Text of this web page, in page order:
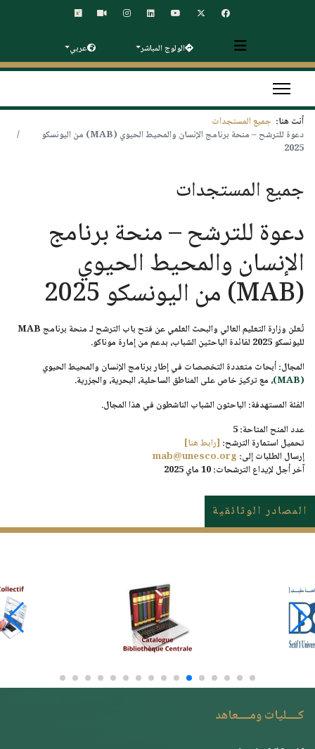
الولوج المباشر عربي
أنت هنا: جميع المستجدات
دعوة للترشح – منحة برنامج الإنسان والمحيط الحيوي (MAB) من اليونسكو
2025
جميع المستجدات
دعوة للترشح – منحة برنامج
الإنسان والمحيط الحيوي
(MAB) من اليونسكو 2025
تُعلن وزارة التعليم العالي والبحث العلميعن فتح باب الترشح لـ
منحة برنامج MAB
لليونسكو 2025
لفائدةالباحثين الشباب، بدعم منإمارة موناكو.
المجال:أبحاث متعددة التخصصات في إطار برنامجالإنسان والمحيط الحيوي
(MAB)
، مع تركيز خاص علىالمناطق الساحلية، البحرية، والجزرية.
الفئة المستهدفة:الباحثون الشباب الناشطون في هذا المجال.
عدد المنح المتاحة:5
تحميل استمارة الترشح: [رابط هنا]
إرسال الطلبات إلى: mab@unesco.org
آخر أجل لإيداع الترشحات:10 ماي 2025
المصادر الوثائقية
كــــليات ومــــعاهد